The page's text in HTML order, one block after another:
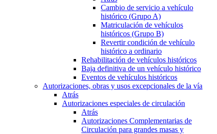
Cambio de servicio a vehículo
histórico (Grupo A)
Matriculación de vehículos
históricos (Grupo B)
Revertir condición de vehículo
histórico a ordinario
Rehabilitación de vehículos históricos
Baja definitiva de un vehículo histórico
Eventos de vehículos históricos
Autorizaciones, obras y usos excepcionales de la vía
Atrás
Autorizaciones especiales de circulación
Atrás
Autorizaciones Complementarias de
Circulación para grandes masas y